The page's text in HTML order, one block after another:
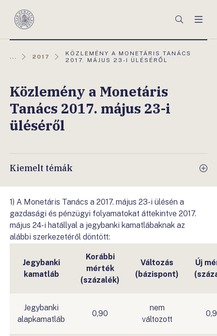
Magyar
Keresés
... 2017
AKTUÁLIS
OLDAL:
KÖZLEMÉNY A MONETÁRIS TANÁCS
2017. MÁJUS 23-I ÜLÉSÉRŐL
Közlemény a Monetáris
Tanács 2017. május 23-i
üléséről
Kiemelt témák
1) A Monetáris Tanács a 2017. május 23-i ülésén a
gazdasági és pénzügyi folyamatokat áttekintve 2017.
május 24-i hatállyal a jegybanki kamatlábaknak az
alábbi szerkezetéről döntött:
Jegybanki
kamatláb
Korábbi
mérték
(százalék)
Változás
(bázispont)
Új
Jegybanki
alapkamatláb
0,90
nem
változott